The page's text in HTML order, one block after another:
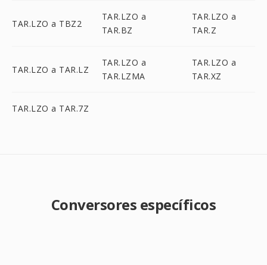
TAR.LZO a TBZ2
TAR.LZO a
TAR.BZ
TAR.LZO a
TAR.Z
TAR.LZO a TAR.LZ
TAR.LZO a
TAR.LZMA
TAR.LZO a
TAR.XZ
TAR.LZO a TAR.7Z
Conversores específicos